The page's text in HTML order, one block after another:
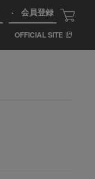
OFFICIAL SITE
会員登録